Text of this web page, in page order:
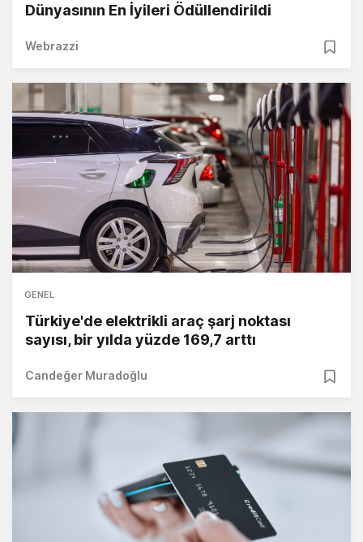
Dünyasının En İyileri Ödüllendirildi
Webrazzi
GENEL
Türkiye'de elektrikli araç şarj noktası
sayısı, bir yılda yüzde 169,7 arttı
Candeğer Muradoğlu